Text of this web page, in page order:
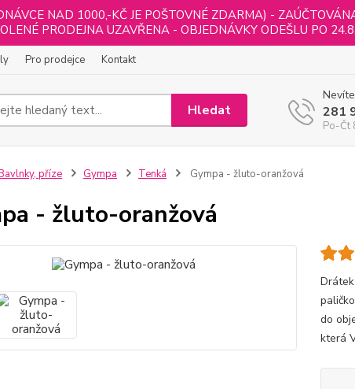
NAD 1000,-KČ JE POŠTOVNÉ ZDARMA) -
PRODEJNA UZAVŘENA - OBJEDNÁVKY ODEŠLU PO
Pro prodejce Kontakt
Hledat 281
Po-Čt
příze Gympa Tenká Gympa - žluto-oranžová
- žluto-oranžová
do
která